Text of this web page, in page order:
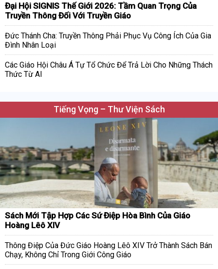
Đại Hội SIGNIS Thế Giới 2026: Tầm Quan Trọng Của
Truyền Thông Đối Với Truyền Giáo
Đức Thánh Cha: Truyền Thông Phải Phục Vụ Công Ích Của Gia
Đình Nhân Loại
Các Giáo Hội Châu Á Tự Tổ Chức Để Trả Lời Cho Những Thách
Thức Từ AI
Tiếng Vọng – Thư Viện Sách
Sách Mới Tập Hợp Các Sứ Điệp Hòa Bình Của Giáo
Hoàng Lêô XIV
Thông Điệp Của Đức Giáo Hoàng Lêô XIV Trở Thành Sách Bán
Chạy, Không Chỉ Trong Giới Công Giáo